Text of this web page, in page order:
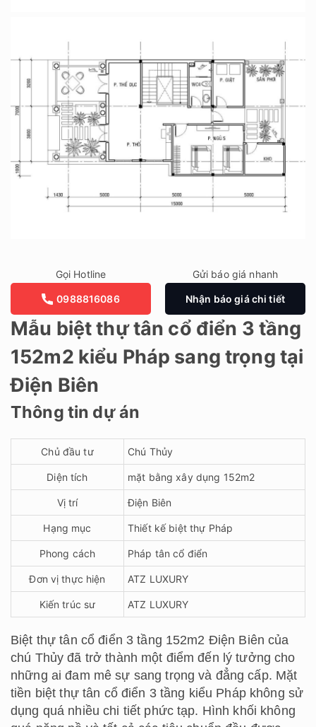
Mẫu biệt thự tân cổ điển 3 tầng
152m2 kiểu Pháp sang trọng tại
Điện Biên
Thông tin dự án
Chủ đầu tư Chú Thủy
Diện tích mặt bằng xây dụng 152m2
Vị trí Điện Biên
Hạng mục Thiết kế biệt thự Pháp
Phong cách Pháp tân cổ điển
Đơn vị thực hiện ATZ LUXURY
Kiến trúc sư ATZ LUXURY
Gọi Hotline
0988816086
Gửi báo giá nhanh
Nhận báo giá chi tiết
Biệt thự tân cổ điển 3 tầng 152m2 Điện Biên của
chú Thủy đã trở thành một điểm đến lý tưởng cho
những ai đam mê sự sang trọng và đẳng cấp. Mặt
tiền biệt thự tân cổ điển 3 tầng kiểu Pháp không sử
dụng quá nhiều chi tiết phức tạp. Hình khối không